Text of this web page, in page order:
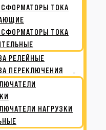
ТОКА
ТОКА
РЕЛЕЙНЫЕ
ПЕРЕКЛЮЧЕНИЯ
НАГРУЗКИ